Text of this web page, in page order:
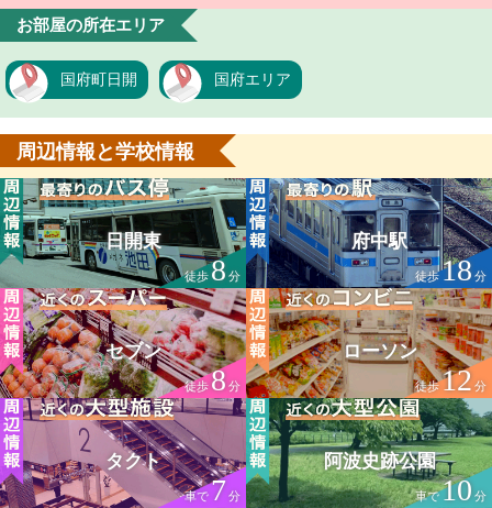
お部屋の所在エリア
国府町日開 国府エリア
周辺情報と学校情報
日開東
徒歩8分
府中駅
徒歩18 分
セブン
徒歩8分
ローソン
徒歩12分
タクト
車で7分
阿波史跡公園
車で10分